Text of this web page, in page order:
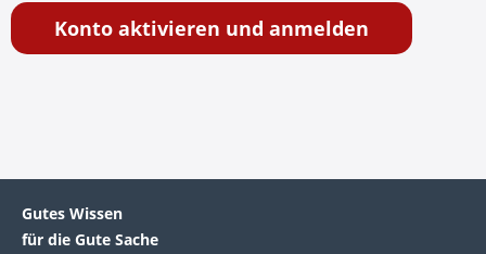
Konto aktivieren und anmelden
Gutes Wissen
für die Gute Sache